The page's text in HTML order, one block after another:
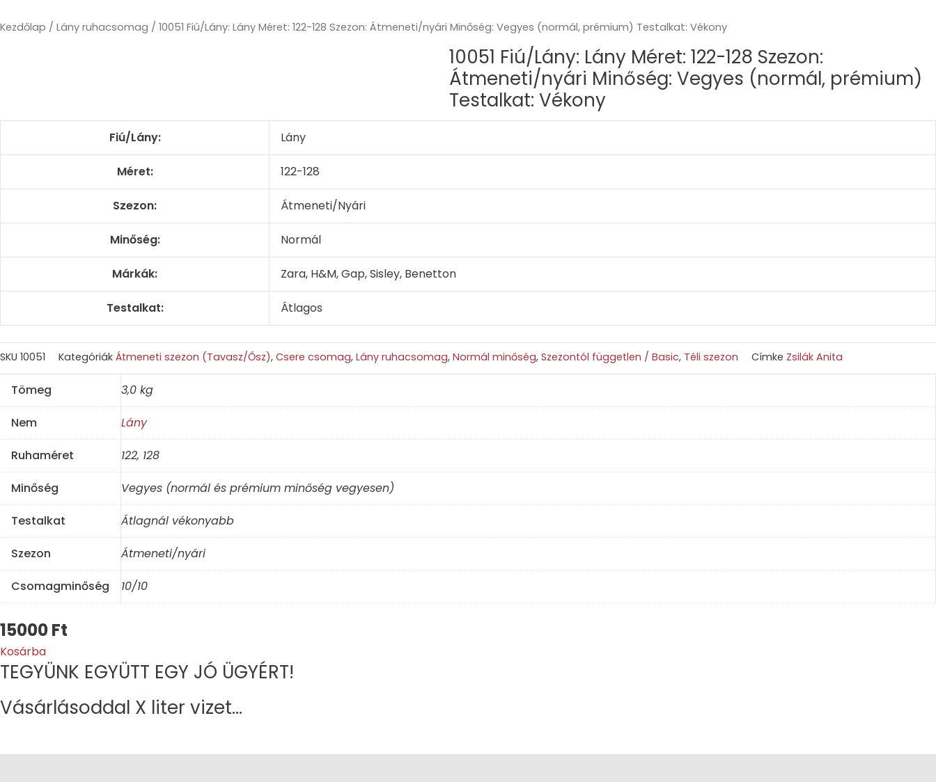
to
Kezdőlap / Lány ruhacsomag / 10051 Fiú/Lány: Lány Méret: 122-128 Szezon: Átmeneti/nyári Minőség: Vegyes (normál, prémium) Testalkat: Vékony
10051 Fiú/Lány: Lány Méret: 122-128 Szezon:
Átmeneti/nyári Minőség: Vegyes (normál, prémium)
Testalkat: Vékony
Fiú/Lány: Lány
Méret: 122-128
Szezon: Átmeneti/Nyári
Minőség: Normál
Márkák: Zara, H&M, Gap, Sisley, Benetton
Testalkat: Átlagos
SKU 10051 Kategóriák Átmeneti szezon (Tavasz/Ősz), Csere csomag, Lány ruhacsomag, Normál minőség, Szezontól független / Basic, Téli szezon Címke Zsilák Anita
Tömeg 3,0 kg
Nem Lány
Ruhaméret 122, 128
Minőség Vegyes (normál és prémium minőség vegyesen)
Testalkat Átlagnál vékonyabb
Szezon Átmeneti/nyári
Csomagminőség 10/10
15000Ft
Kosárba
TEGYÜNK EGYÜTT EGY JÓ ÜGYÉRT!​
Vásárlásoddal X liter vizet...